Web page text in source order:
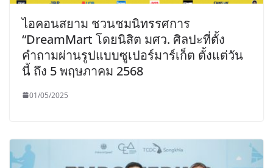
ไอคอนสยาม ชวนชมนิทรรศการ
“DreamMart โดยนิสิต มศว. ศิลปะที่ตั้ง
คำถามผ่านรูปแบบซูเปอร์มาร์เก็ต ตั้งแต่วัน
นี้ ถึง 5 พฤษภาคม 2568
01/05/2025